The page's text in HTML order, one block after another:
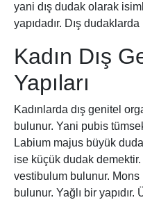
yani dış dudak olarak
yapıdadır. Dış
Kadın Dış
Yapıları
Kadınlarda dış genitel
bulunur. Yani pubis
Labium majus büyük
ise küçük dudak
vestibulum bulunur.
bulunur. Yağlı bir